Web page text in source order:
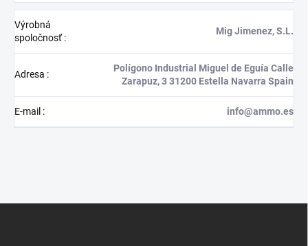
Výrobná
spoločnosť:
Mig Jimenez, S.L.
Adresa :
Polígono Industrial Miguel de Eguía Calle
Zarapuz, 3 31200 Estella Navarra Spain
E-mail : info@ammo.es